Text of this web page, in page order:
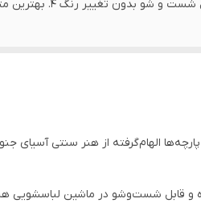
1. پارچه مخمل درجه یک 2. به صورت دور دوزی شده 3.
الهام‌گرفته از هنر سنتی آسیای
و قابل شست‌وشو در ماشین لباسشویی